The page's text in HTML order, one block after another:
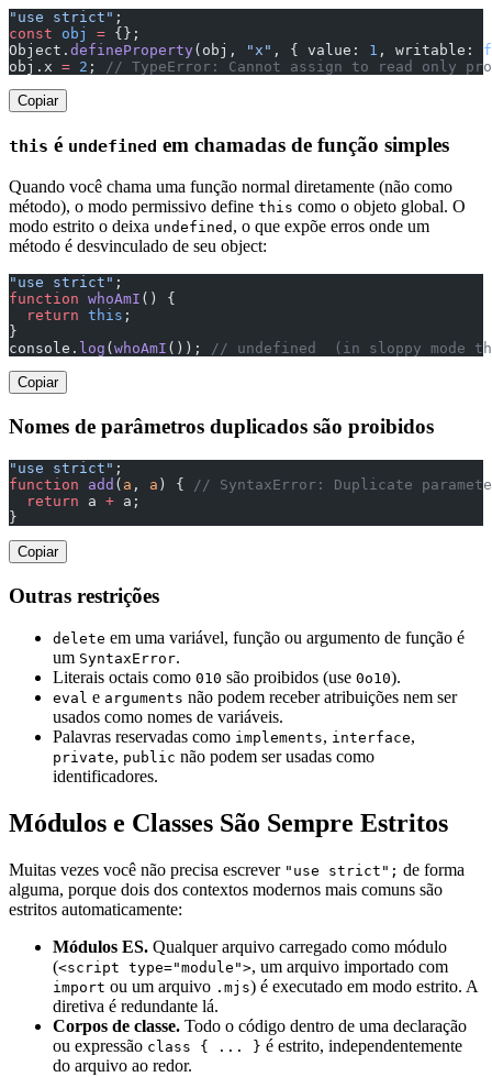
"use strict" ;
const obj = {};
Object. defineProperty(obj, "x" , { value: 1 , writable:
obj.x = 2 ; // TypeError: Cannot assign to read only
Copiar
this é undefined em chamadas de função simples
Quando você chama uma função normal diretamente (não como
método), o modo permissivo define this como o objeto global. O
modo estrito o deixa undefined , o que expõe erros onde um
método é desvinculado de seu object:
"use strict" ;
function whoAmI () {
  return
this ;
}
console. log ( whoAmI ()); // undefined  (in sloppy mode
Copiar
Nomes de parâmetros duplicados são proibidos
"use strict" ;
function add ( a , a ) {
// SyntaxError: Duplicate
  return
a + a;
}
Copiar
Outras restrições
delete em uma variável, função ou argumento de função é
um SyntaxError.
Literais octais como 010 são proibidos (use 0o10).
eval e arguments não podem receber atribuições nem ser
usados como nomes de variáveis.
Palavras reservadas como implements, interface,
private, public não podem ser usadas como
identificadores.
Módulos e Classes São Sempre Estritos
Muitas vezes você não precisa escrever "use strict"; de forma
alguma, porque dois dos contextos modernos mais comuns são
estritos automaticamente:
Módulos ES. Qualquer arquivo carregado como módulo
(<script type="module">, um arquivo importado com
import ou um arquivo .mjs) é executado em modo estrito. A
diretiva é redundante lá.
Corpos de classe. Todo o código dentro de uma declaração
ou expressão class { ... } é estrito, independentemente
do arquivo ao redor.